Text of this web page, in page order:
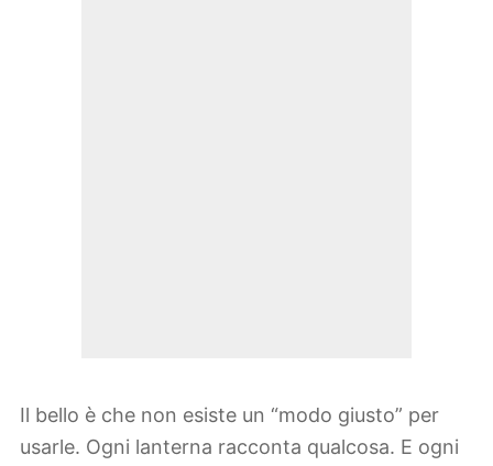
Il bello è che non esiste un “modo giusto” per
usarle. Ogni lanterna racconta qualcosa. E ogni